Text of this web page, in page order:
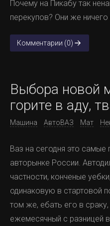
Почему на Пикабу так
перекупов? Они же ничего
Комментарии (0)
Выбора новой
горите в аду,
Машина АвтоВАЗ Мат
Ваз на сегодня это самые
авторынке России.
частности, конченые
одинаковую в стартовой
том же, ебать его в
ежемесячный с разницей